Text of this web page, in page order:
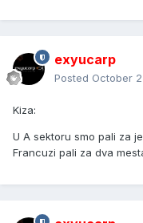
exyucarp
Posted October
Kiza:
U A sektoru smo pali za
Francuzi pali za dva